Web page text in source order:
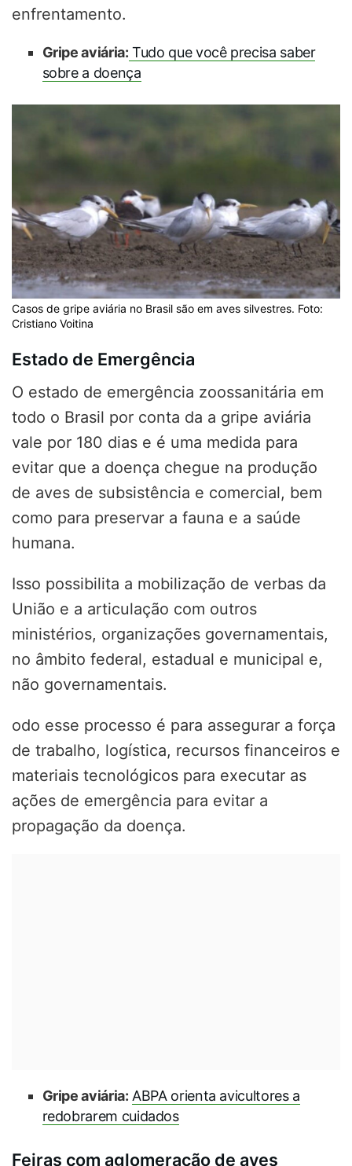
enfrentamento.
Gripe aviária: Tudo que você precisa saber
sobre a doença
Casos de gripe aviária no Brasil são em aves silvestres. Foto:
Cristiano Voitina
Estado de Emergência
O estado de emergência zoossanitária em
todo o Brasil por conta da a gripe aviária
vale por 180 dias e é uma medida para
evitar que a doença chegue na produção
de aves de subsistência e comercial, bem
como para preservar a fauna e a saúde
humana.
Isso possibilita a mobilização de verbas da
União e a articulação com outros
ministérios, organizações governamentais,
no âmbito federal, estadual e municipal e,
não governamentais.
odo esse processo é para assegurar a força
de trabalho, logística, recursos financeiros e
materiais tecnológicos para executar as
ações de emergência para evitar a
propagação da doença.
Gripe aviária: ABPA orienta avicultores a
redobrarem cuidados
Feiras com aglomeração de aves